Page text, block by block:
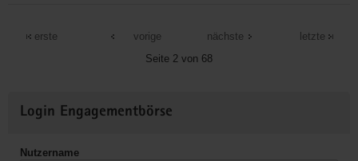
Ottendorf-
erste
vorige
Seite 2 von 68
nächste letzte
Informationen
Login Engagementbörse
Nutzername